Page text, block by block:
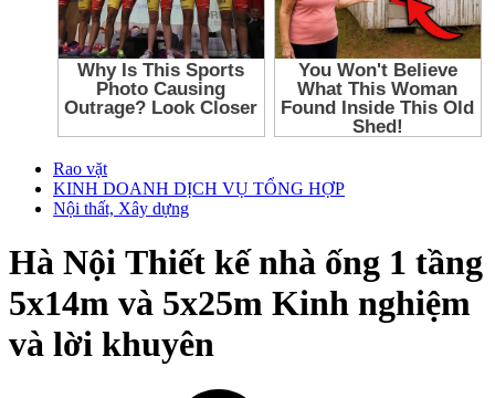
Rao vặt
KINH DOANH DỊCH VỤ TỔNG HỢP
Nội thất, Xây dựng
Hà Nội Thiết kế nhà ống 1 tầng
5x14m và 5x25m Kinh nghiệm
và lời khuyên